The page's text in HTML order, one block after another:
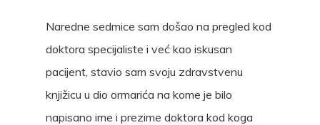
Naredne sedmice sam došao na pregled kod
doktora specijaliste i već kao iskusan
pacijent, stavio sam svoju zdravstvenu
knjižicu u dio ormarića na kome je bilo
napisano ime i prezime doktora kod koga